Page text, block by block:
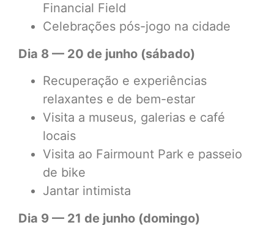
Financial Field
Celebrações pós-jogo na cidade
Dia 8 — 20 de junho (sábado)
Recuperação e experiências
relaxantes e de bem-estar
Visita a museus, galerias e café
locais
Visita ao Fairmount Park e passeio
de bike
Jantar intimista
Dia 9 — 21 de junho (domingo)